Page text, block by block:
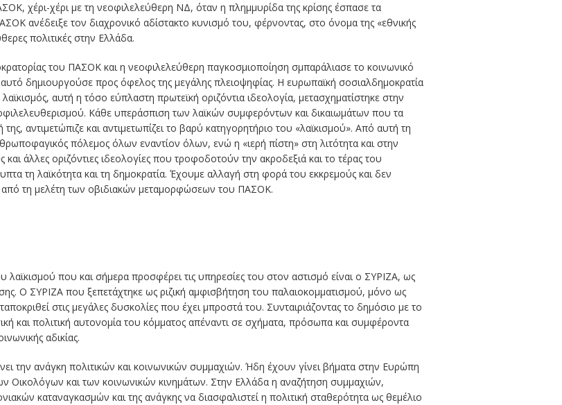
χέρι-χέρι με τη νεοφιλελεύθερη ΝΔ, όταν η πλημμυρίδα της κρίσης έσπασε τα
ανέδειξε τον διαχρονικό αδίστακτο κυνισμό του, φέρνοντας, στο όνομα της «εθνικής
πολιτικές στην Ελλάδα.
του ΠΑΣΟΚ και η νεοφιλελεύθερη παγκοσμιοποίηση σμπαράλιασε το κοινωνικό
δημιουργούσε προς όφελος της μεγάλης πλειοψηφίας. Η ευρωπαϊκή σοσιαλδημοκρατία
αυτή η τόσο εύπλαστη πρωτεϊκή οριζόντια ιδεολογία, μετασχηματίστηκε στην
Κάθε υπεράσπιση των λαϊκών συμφερόντων και δικαιωμάτων που τα
αντιμετώπιζε και αντιμετωπίζει το βαρύ κατηγορητήριο του «λαϊκισμού». Από αυτή τη
πόλεμος όλων εναντίον όλων, ενώ η «ιερή πίστη» στη λιτότητα και στην
και άλλες οριζόντιες ιδεολογίες που τροφοδοτούν την ακροδεξιά και το τέρας του
τη λαϊκότητα και τη δημοκρατία. Έχουμε αλλαγή στη φορά του εκκρεμούς και δεν
από τη μελέτη των οβιδιακών μεταμορφώσεων του ΠΑΣΟΚ.
που και σήμερα προσφέρει τις υπηρεσίες του στον αστισμό είναι ο ΣΥΡΙΖΑ, ως
Ο ΣΥΡΙΖΑ που ξεπετάχτηκε ως ριζική αμφισβήτηση του παλαιοκομματισμού, μόνο ως
στις μεγάλες δυσκολίες που έχει μπροστά του. Συνταιριάζοντας το δημόσιο με το
και πολιτική αυτονομία του κόμματος απέναντι σε σχήματα, πρόσωπα και συμφέροντα
αδικίας.
την ανάγκη πολιτικών και κοινωνικών συμμαχιών. Ήδη έχουν γίνει βήματα στην Ευρώπη
Οικολόγων και των κοινωνικών κινημάτων. Στην Ελλάδα η αναζήτηση συμμαχιών,
καταναγκασμών και της ανάγκης να διασφαλιστεί η πολιτική σταθερότητα ως θεμέλιο